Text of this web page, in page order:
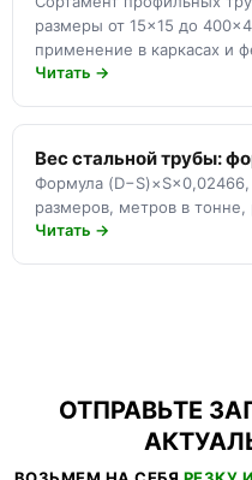
размеры от 15×15 до
применение в каркасах и
Читать →
Вес стальной трубы:
Формула
размеров, метров в
Читать →
ОТПРАВЬТЕ